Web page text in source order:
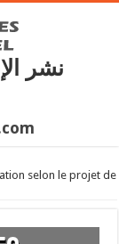
نشر
selon le projet de